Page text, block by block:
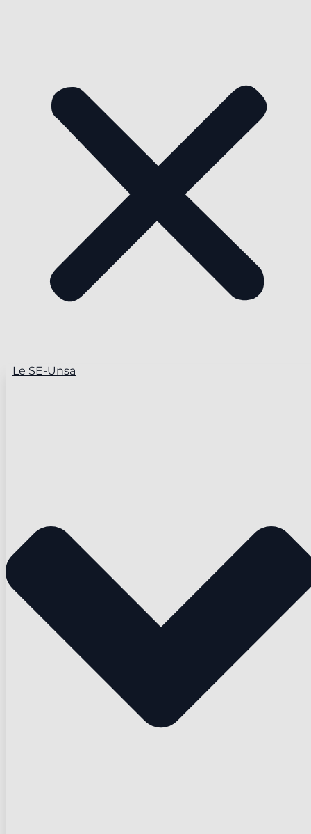
Le SE-Unsa